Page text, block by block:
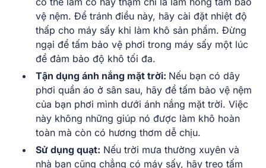
vệ nệm. Để tránh điều này, hãy cài đặt nhiệt độ
thấp cho máy sấy khi làm khô sản phẩm. Đừng
ngại để tấm bảo vệ phơi trong máy sấy một lúc
để đảm bảo độ khô tối đa.
Tận dụng ánh nắng mặt trời: Nếu bạn có dây
phơi quần áo ở sân sau, hãy để tấm bảo vệ nệm
của bạn phơi mình dưới ánh nắng mặt trời. Việc
này không những giúp nó được làm khô hoàn
toàn mà còn có hương thơm dễ chịu.
Sử dụng quạt: Nếu trời mưa thường xuyên và
nhà bạn cũng chẳng có máy sấy, hãy treo tấm